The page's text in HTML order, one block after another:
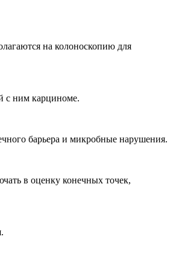
на колоноскопию для
с ним карциноме.
барьера и микробные нарушения.
в оценку конечных точек,